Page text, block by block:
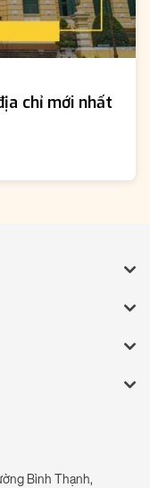
chỉ mới nhất
Bình Thạnh,